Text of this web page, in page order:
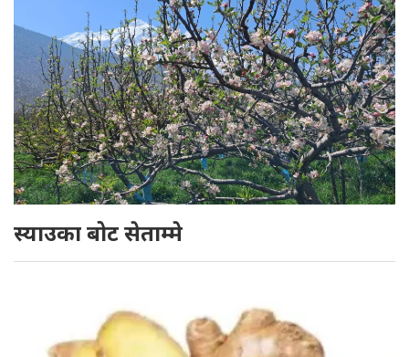
स्याउका बोट सेताम्मे